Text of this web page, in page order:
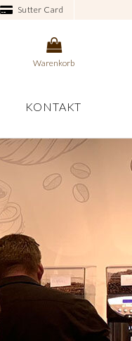
Sutter Card
Warenkorb
KONTAKT